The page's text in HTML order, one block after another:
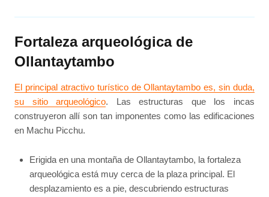
Fortaleza arqueológica de
Ollantaytambo
El principal atractivo turístico de Ollantaytambo es, sin duda,
su sitio arqueológico. Las estructuras que los incas
construyeron allí son tan imponentes como las edificaciones
en Machu Picchu.
Erigida en una montaña de Ollantaytambo, la fortaleza
arqueológica está muy cerca de la plaza principal. El
desplazamiento es a pie, descubriendo estructuras